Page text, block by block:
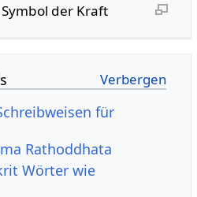
Symbol der Kraft
für
Rathoddhata
Wörter wie